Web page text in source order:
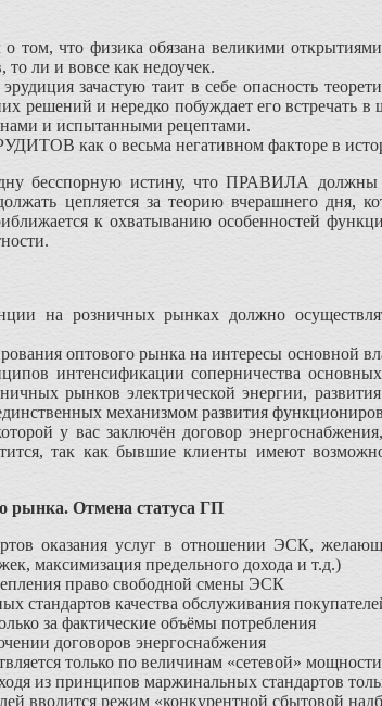
том, что физика обязана великими
то ли и вовсе как недоучек.
зачастую таит в себе опасность
решений и нередко побуждает его встречать
и испытанными рецептами.
как о весьма негативном факторе в
бесспорную истину, что ПРАВИЛА
цепляется за теорию вчерашнего дня,
к охватыванию особенностей
на розничных рынках должно
оптового рынка на интересы основной
интенсификации соперничества
рынков электрической энергии,
механизмом развития
у вас заключён договор
так как бывшие клиенты имеют
рынка. Отмена статуса ГП
оказания услуг в отношении ЭСК,
максимизация предельного дохода и т.д.)
право свободной смены ЭСК
стандартов качества обслуживания
за фактические объёмы потребления
договоров энергоснабжения
только по величинам «сетевой»
из принципов маржинальных стандартов
вводится режим «конкурентной сбытовой